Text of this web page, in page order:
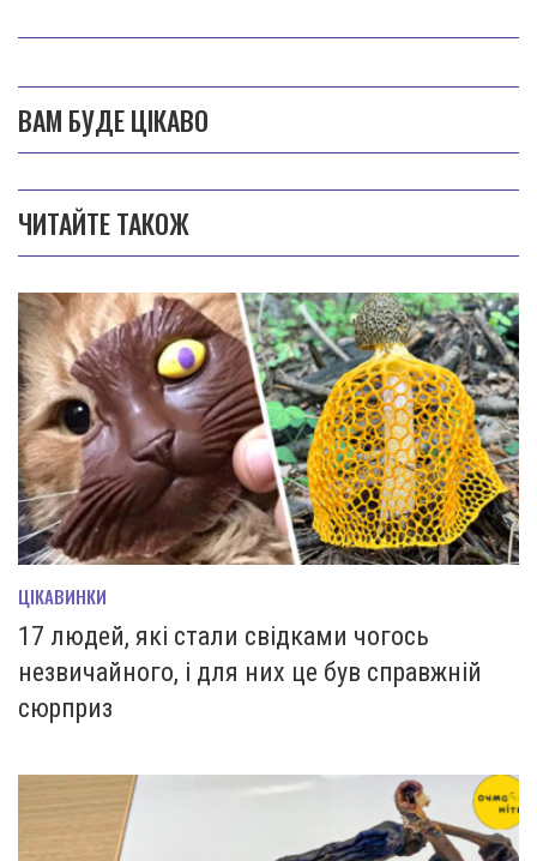
ВАМ БУДЕ ЦІКАВО
ЧИТАЙТЕ ТАКОЖ
ЦІКАВИНКИ
17 людей, які стали свідками чогось
незвичайного, і для них це був справжній
сюрприз